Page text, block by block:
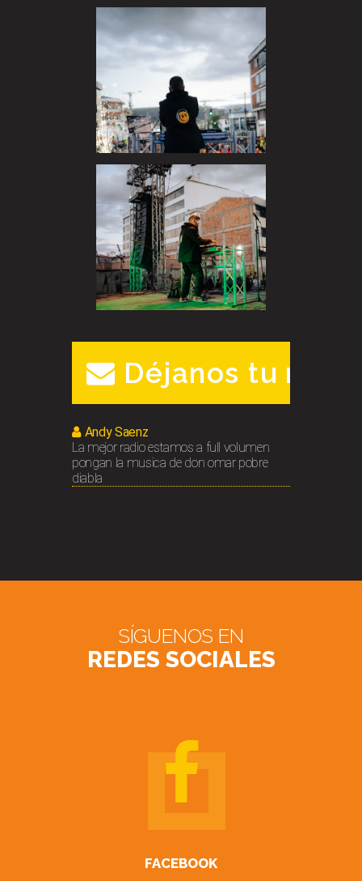
Déjanos tu
Andy Saenz
La mejor radio estamos a full volumen
pongan la musica de don omar pobre
diabla
SÍGUENOS EN
REDES SOCIALES
FACEBOOK